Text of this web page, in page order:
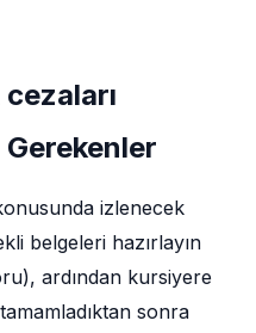
Gerekenler
izlenecek
belgeleri hazırlayın
ardından kursiyere
sonra